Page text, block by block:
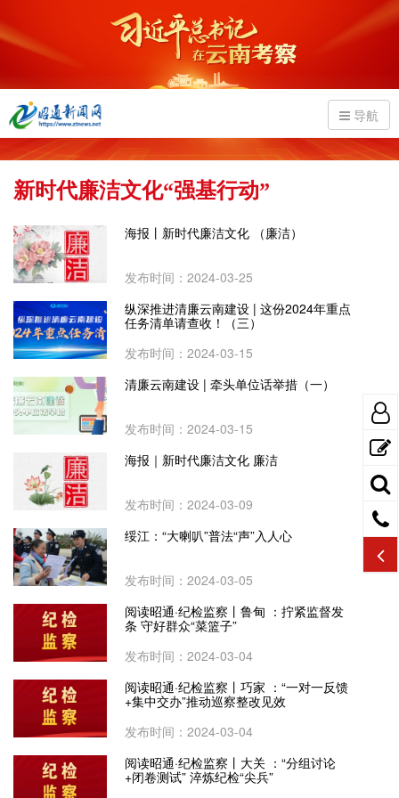
导航
新时代廉洁文化“强基行动”
海报丨新时代廉洁文化 （廉洁）
发布时间：2024-03-25
纵深推进清廉云南建设 | 这份2024年重点
任务清单请查收！（三）
发布时间：2024-03-15
清廉云南建设 | 牵头单位话举措（一）
发布时间：2024-03-15
海报｜新时代廉洁文化 廉洁
发布时间：2024-03-09
绥江：“大喇叭”普法“声”入人心
发布时间：2024-03-05
阅读昭通·纪检监察丨鲁甸 ：拧紧监督发
条 守好群众“菜篮子”
发布时间：2024-03-04
阅读昭通·纪检监察丨巧家 ：“一对一反馈
+集中交办”推动巡察整改见效
发布时间：2024-03-04
阅读昭通·纪检监察丨大关 ：“分组讨论
+闭卷测试” 淬炼纪检“尖兵”